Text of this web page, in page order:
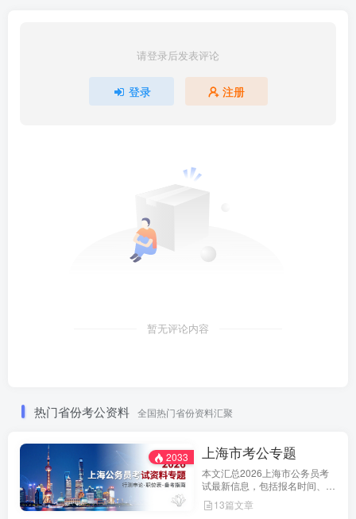
请登录后发表评论
登录 注册
暂无评论内容
热门省份考公资料 全国热门省份资料汇聚
2033 上海市考公专题
本文汇总2026上海市公务员考
试最新信息，包括报名时间、招
考公告、职位表、笔试科目及行
测申论备考指南。通过政策解读
13篇文章